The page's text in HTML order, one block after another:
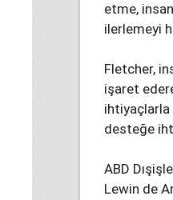
etme,
ilerlemeyi
Fletcher,
işaret
ihtiyaçlarla
desteğe
ABD
Lewin de